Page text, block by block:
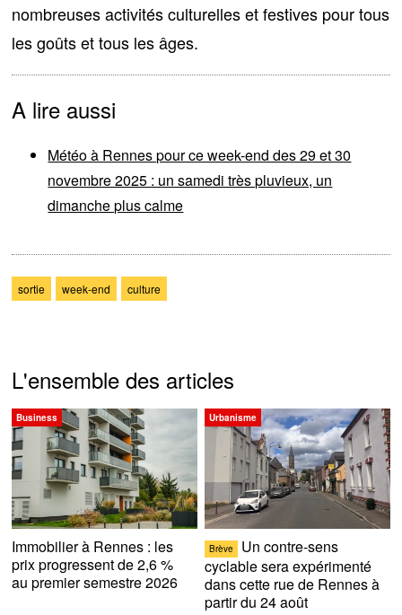
nombreusesactivités culturelles et festives pour tous
les goûts et tous les âges.
A lire aussi
Météo à Rennes pour ce week-end des 29 et 30
novembre 2025 : un samedi très pluvieux, un
dimanche plus calme
sortie week-end culture
L'ensemble des articles
Business
Immobilier à Rennes : les
prix progressent de 2,6 %
au premier semestre 2026
Urbanisme
Brève
Un contre-sens
cyclable sera expérimenté
dans cette rue de Rennes à
partir du 24 août